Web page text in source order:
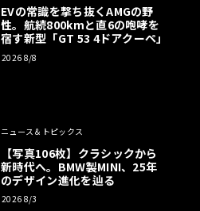
EVの常識を撃ち抜くAMGの野
性。航続800kmと直6の咆哮を
宿す新型「GT 53 4ドアクーペ」
2026 8/8
ニュース＆トピックス
【写真106枚】クラシックから
新時代へ。BMW製MINI、25年
のデザイン進化を辿る
2026 8/3